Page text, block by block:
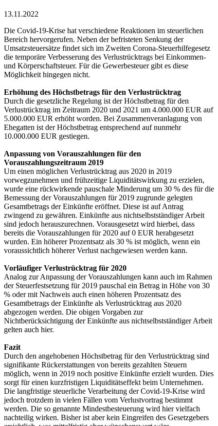
13.11.2022
Die Covid-19-Krise hat verschiedene Reaktionen im steuerlichen
Bereich hervorgerufen. Neben der befristeten Senkung der
Umsatzsteuersätze findet sich im Zweiten Corona-Steuerhilfegesetz
die temporäre Verbesserung des Verlustrücktrags bei Einkommen-
und Körperschaftsteuer. Für die Gewerbesteuer gibt es diese
Möglichkeit hingegen nicht.
Erhöhung des Höchstbetrags für den Verlustrücktrag
Durch die gesetzliche Regelung ist der Höchstbetrag für den
Verlustrücktrag im Zeitraum 2020 und 2021 um 4.000.000 EUR auf
5.000.000 EUR erhöht worden. Bei Zusammenveranlagung von
Ehegatten ist der Höchstbetrag entsprechend auf nunmehr
10.000.000 EUR gestiegen.
Anpassung von Vorauszahlungen für den
Vorauszahlungszeitraum 2019
Um einen möglichen Verlustrücktrag aus 2020 in 2019
vorwegzunehmen und frühzeitige Liquiditätswirkung zu erzielen,
wurde eine rückwirkende pauschale Minderung um 30 % des für die
Bemessung der Vorauszahlungen für 2019 zugrunde gelegten
Gesamtbetrags der Einkünfte eröffnet. Diese ist auf Antrag
zwingend zu gewähren. Einkünfte aus nichtselbstständiger Arbeit
sind jedoch herauszurechnen. Vorausgesetzt wird hierbei, dass
bereits die Vorauszahlungen für 2020 auf 0 EUR herabgesetzt
wurden. Ein höherer Prozentsatz als 30 % ist möglich, wenn ein
voraussichtlich höherer Verlust nachgewiesen werden kann.
Vorläufiger Verlustrücktrag für 2020
Analog zur Anpassung der Vorauszahlungen kann auch im Rahmen
der Steuerfestsetzung für 2019 pauschal ein Betrag in Höhe von 30
% oder mit Nachweis auch einen höheren Prozentsatz des
Gesamtbetrags der Einkünfte als Verlustrücktrag aus 2020
abgezogen werden. Die obigen Vorgaben zur
Nichtberücksichtigung der Einkünfte aus nichtselbstständiger Arbeit
gelten auch hier.
Fazit
Durch den angehobenen Höchstbetrag für den Verlustrücktrag sind
signifikante Rückerstattungen von bereits gezahlten Steuern
möglich, wenn in 2019 noch positive Einkünfte erzielt wurden. Dies
sorgt für einen kurzfristigen Liquiditätseffekt beim Unternehmen.
Die langfristige steuerliche Verarbeitung der Covid-19-Krise wird
jedoch trotzdem in vielen Fällen vom Verlustvortrag bestimmt
werden. Die so genannte Mindestbesteuerung wird hier vielfach
nachteilig wirken. Bisher ist aber kein Eingreifen des Gesetzgebers